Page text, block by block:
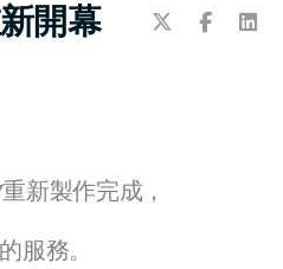
開幕
新製作完成，
服務。